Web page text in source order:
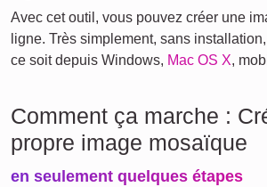
Avec cet outil, vous pouvez créer une
ligne. Très simplement, sans
ce soit depuis Windows, Mac OS X,
Comment ça marche :
propre image mosaïque
en seulement quelques étapes